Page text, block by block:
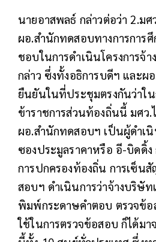
นายอาสพลธ์ กล่าวต่อว่า 2.ม
ผอ.สำนักทดสอบทางการการ
ชอบในการดำเนินโครงการจ้
กล่าว ซึ่งทั้งอธิการบดีฯ และผ
ยืนยันในที่ประชุมตรงกันว่าใน
ข้าราชการส่วนท้องถิ่นนี้ มศว
ผอ.สำนักทดสอบฯ เป็นผู้ดำเ
ซองประมูลราคาหรือ อี-บิดดิ้ง
การปกครองท้องถิ่น การเซ็น
สอบฯ ดำเนินการว่าจ้างบริษั
พิมพ์กระดาษคำตอบ ตรวจข้อ
ใช้ในการตรวจข้อสอบ ก็ได้ม